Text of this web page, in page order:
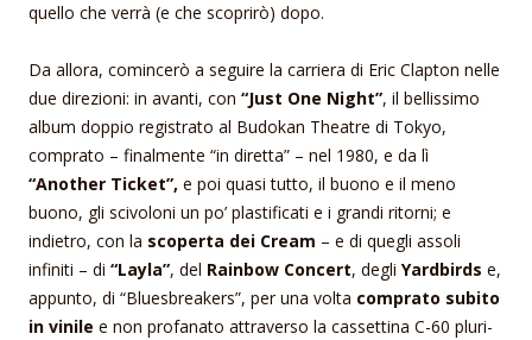
quello che verrà (e che scoprirò) dopo.
Da allora, comincerò a seguire la carriera di Eric Clapton nelle
due direzioni: in avanti, con “Just One Night”, il bellissimo
album doppio registrato al Budokan Theatre di Tokyo,
comprato – finalmente “in diretta” – nel 1980, e da lì
“Another Ticket”, e poi quasi tutto, il buono e il meno
buono, gli scivoloni un po’ plastificati e i grandi ritorni; e
indietro, con la scoperta dei Cream – e di quegli assoli
infiniti – di “Layla”, del Rainbow Concert, degli Yardbirds e,
appunto, di “Bluesbreakers”, per una volta comprato subito
in vinile e non profanato attraverso la cassettina C-60 pluri-